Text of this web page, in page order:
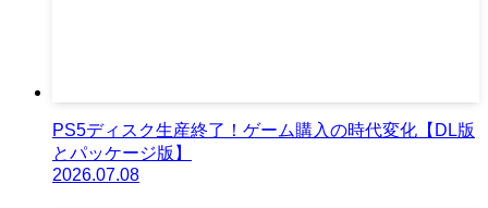
PS5ディスク生産終了！ゲーム購入の時代変化【DL版
とパッケージ版】
2026.07.08